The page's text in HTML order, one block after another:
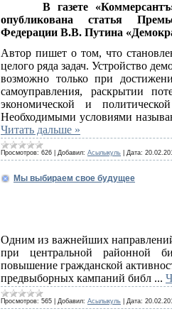
В газете
опубликована статья
Федерации В.В. Путина
Автор пишет о том, что
целого ряда задач. Устройство
возможно только при
самоуправления, раскрытии
экономической и
Необходимыми условиями
Читать дальше »
Просмотров: 626 Добавил: Асылыкуль Дата:
Мы выбираем свое будущее
Одним из важнейших
при центральной районной
повышение гражданской
предвыборных кампаний библ ...
Просмотров: 565 Добавил: Асылыкуль Дата: